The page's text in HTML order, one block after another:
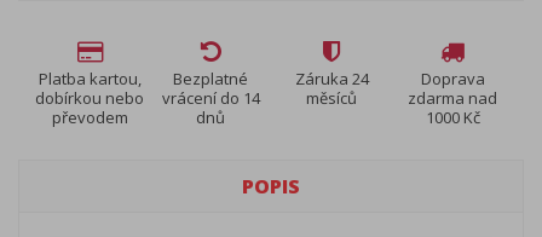
Platba kartou,
dobírkou nebo
převodem
Bezplatné
vrácení do 14
dnů
Záruka 24
měsíců
Doprava
zdarma nad
1000 Kč
POPIS